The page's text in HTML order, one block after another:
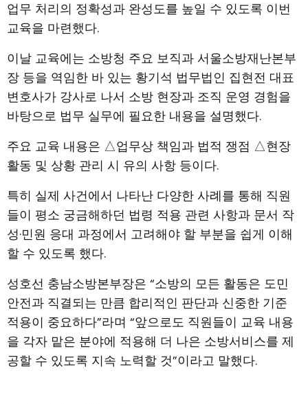
업무 처리의 정확성과 완성도를 높일 수 있도록 이번
교육을 마련했다.
이날 교육에는 소방청 주요 보직과 서울소방재난본부
장 등을 역임한 바 있는 황기석 법무법인 집현전 대표
변호사가 강사로 나서 소방 현장과 조직 운영 경험을
바탕으로 법무 실무에 필요한 내용을 설명했다.
주요 교육 내용은 △업무상 책임과 법적 쟁점 △현장
활동 및 상황 관리 시 유의 사항 등이다.
특히 실제 사건에서 나타난 다양한 사례를 통해 직원
들이 평소 궁금해하던 법령 적용 관련 사항과 문서 작
성·민원 응대 과정에서 고려해야 할 부분을 쉽게 이해
할 수 있도록 했다.
성호선 충남소방본부장은 “소방의 모든 활동은 도민
안전과 직결되는 만큼 합리적인 판단과 신중한 기준
적용이 중요하다”라며 “앞으로도 직원들이 교육 내용
을 각자 맡은 분야에 적용해 더 나은 소방서비스를 제
공할 수 있도록 지속 노력할 것”이라고 말했다.